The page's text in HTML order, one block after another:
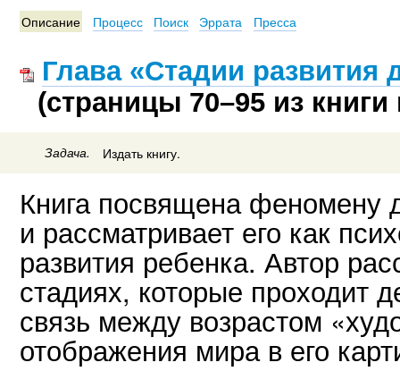
Описание Процесс Поиск Эррата Пресса
Глава «Стадии развития
(страницы 70–95 из
Задача. Издать книгу.
Книга посвящена феномену
и рассматривает его как
развития ребенка. Автор
стадиях, которые проходит
связь между возрастом
отображения мира в его